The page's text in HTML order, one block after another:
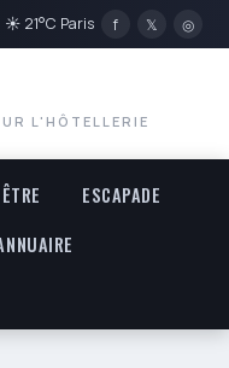
☀ 21°C Paris f 𝕏 ◎
L'HÔTELLERIE
ESCAPADE